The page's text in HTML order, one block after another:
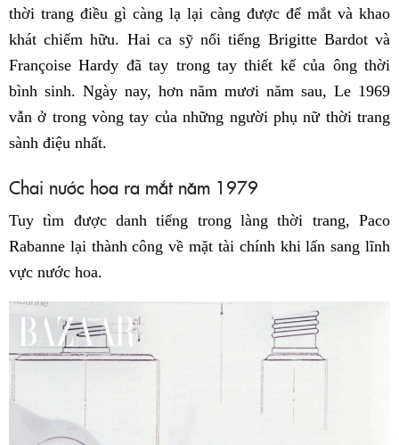
thời trang điều gì càng lạ lại càng được để mắt và khao
khát chiếm hữu. Hai ca sỹ nổi tiếng Brigitte Bardot và
Françoise Hardy đã tay trong tay thiết kế của ông thời
bình sinh. Ngày nay, hơn năm mươi năm sau, Le 1969
vẫn ở trong vòng tay của những người phụ nữ thời trang
sành điệu nhất.
Chai nước hoa ra mắt năm 1979
Tuy tìm được danh tiếng trong làng thời trang, Paco
Rabanne lại thành công về mặt tài chính khi lấn sang lĩnh
vực nước hoa.